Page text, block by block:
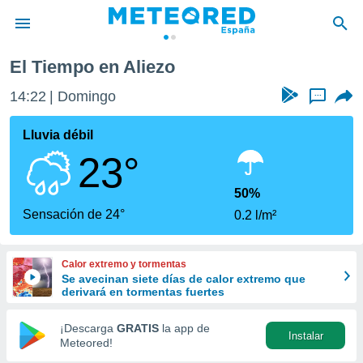
de
por
se
calidad.
a este
las
y
forma
digital
basada
El Tiempo en Aliezo
14:22 Domingo ...
Lluvia débil
23°
Sensación de 24°
50%
0.2 l/m²
Calor extremo y tormentas
Se avecinan siete días de calor extremo que
derivará en tormentas fuertes
¡Descarga GRATIS la app de
Meteored!
Instalar